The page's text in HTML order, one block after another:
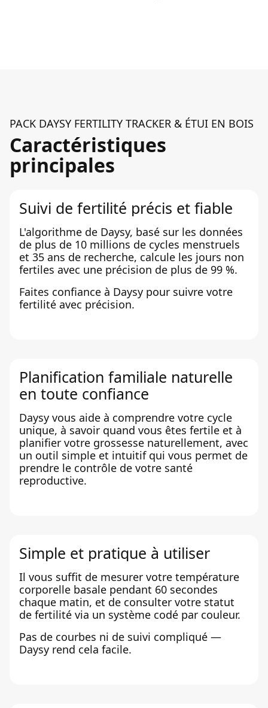
PACK DAYSY FERTILITY TRACKER & ÉTUI EN BOIS
Caractéristiques
principales
Suivi de fertilité précis et fiable
L'algorithme de Daysy, basé sur les données
de plus de 10 millions de cycles menstruels
et 35 ans de recherche, calcule les jours non
fertiles avec une précision de plus de 99 %.
Faites confiance à Daysy pour suivre votre
fertilité avec précision.
Planification familiale naturelle
en toute confiance
Daysy vous aide à comprendre votre cycle
unique, à savoir quand vous êtes fertile et à
planifier votre grossesse naturellement, avec
un outil simple et intuitif qui vous permet de
prendre le contrôle de votre santé
reproductive.
Simple et pratique à utiliser
Il vous suffit de mesurer votre température
corporelle basale pendant 60 secondes
chaque matin, et de consulter votre statut
de fertilité via un système codé par couleur.
Pas de courbes ni de suivi compliqué —
Daysy rend cela facile.